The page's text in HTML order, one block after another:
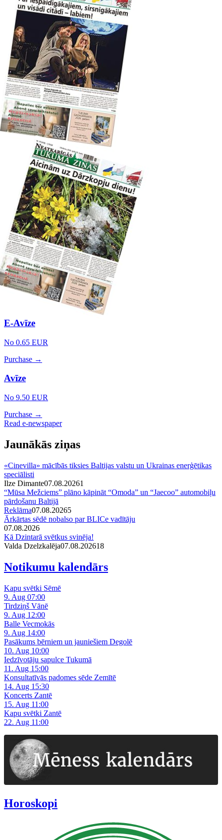
E-Avīze
No 0.65 EUR
Purchase →
Avīze
No 9.50 EUR
Purchase →
Read e-newspaper
Jaunākās ziņas
«Cinevilla» mācībās tiksies Baltijas valstu un Ukrainas enerģētikas
speciālisti
Ilze Dimante07.08.20261
“Mūsa Mežciems” plāno kāpināt “Omoda” un “Jaecoo” automobiļu
pārdošanu Baltijā
Reklāma07.08.20265
Ārkārtas sēdē nobalso par BLICe vadītāju
07.08.2026
Kā Dzintarā svētkus svinēja!
Valda Dzelzkalēja07.08.202618
Notikumu kalendārs
Kapu svētki Sēmē
9. Aug 07:00
Tirdziņš Vānē
9. Aug 12:00
Balle Vecmokās
9. Aug 14:00
Pasākums bērniem un jauniešiem Degolē
10. Aug 10:00
Iedzīvotāju sapulce Tukumā
11. Aug 15:00
Konsultatīvās padomes sēde Zemītē
14. Aug 15:30
Koncerts Zantē
15. Aug 11:00
Kapu svētki Zantē
22. Aug 11:00
Horoskopi